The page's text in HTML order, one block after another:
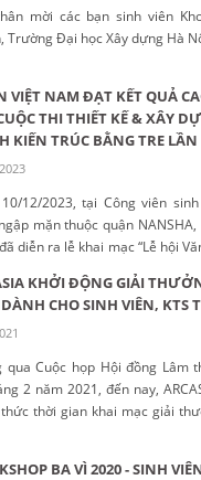
mời các bạn sinh viên
Trường Đại học Xây dựng Hà
VIỆT NAM ĐẠT KẾT QUẢ
THI THIẾT KẾ & XÂY
KIẾN TRÚC BẰNG TRE
12/2023, tại Công viên
mặn thuộc quận
diễn ra lễ khai mạc “Lễ hội
công trình kiến trúc cảnh
và giảng viên các trường đại
Hồng Kông, Ma Cao lần
KHỞI ĐỘNG GIẢI
CHO SINH VIÊN, KTS
qua Cuộc họp Hội đồng Lâm
2 năm 2021, đến nay,
thời gian khai mạc giải
BA VÌ 2020 - SINH